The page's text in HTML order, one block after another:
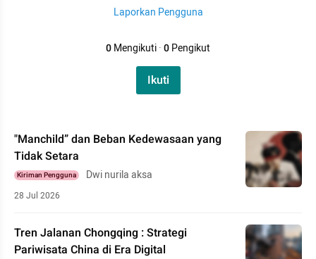
Laporkan Pengguna
0Mengikuti·0Pengikut
Ikuti
"Manchild” dan Beban Kedewasaan yang
Tidak Setara
Kiriman Pengguna Dwi nurila aksa
28 Jul 2026
Tren Jalanan Chongqing : Strategi
Pariwisata China di Era Digital